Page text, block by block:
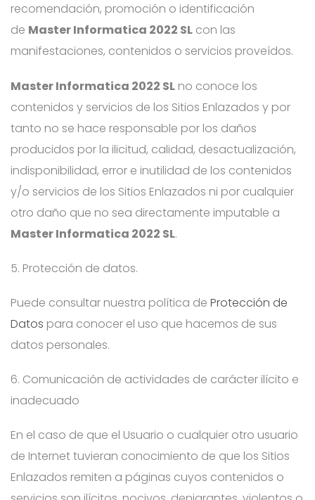
recomendación, promoción o identificación
de Master Informatica 2022 SL con las
manifestaciones, contenidos o servicios proveídos.
Master Informatica 2022 SL no conoce los
contenidos y servicios de los Sitios Enlazados y por
tanto no se hace responsable por los daños
producidos por la ilicitud, calidad, desactualización,
indisponibilidad, error e inutilidad de los contenidos
y/o servicios de los Sitios Enlazados ni por cualquier
otro daño que no sea directamente imputable a
Master Informatica 2022 SL.
5. Protección de datos.
Puede consultar nuestra política de Protección de
Datos para conocer el uso que hacemos de sus
datos personales.
6. Comunicación de actividades de carácter ilícito e
inadecuado
En el caso de que el Usuario o cualquier otro usuario
de Internet tuvieran conocimiento de que los Sitios
Enlazados remiten a páginas cuyos contenidos o